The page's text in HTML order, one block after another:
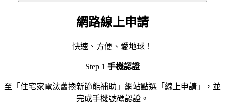
網路線上申請
快速、方便、愛地球！
Step 1 手機認證
至「住宅家電汰舊換新節能補助」網站點選「線上申請」，並
完成手機號碼認證。